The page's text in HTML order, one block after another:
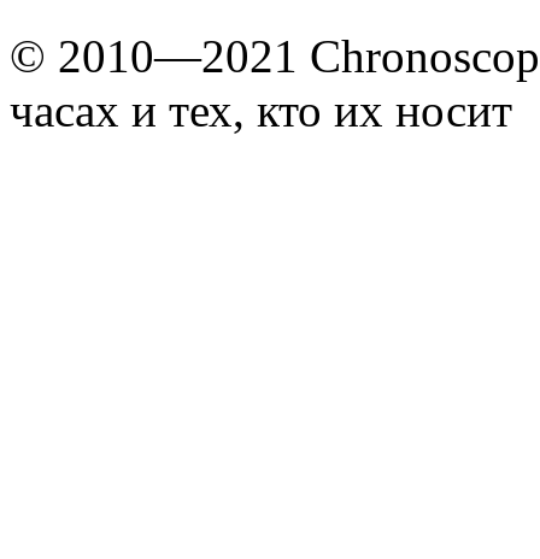
© 2010—2021
часах и тех, кто их носит